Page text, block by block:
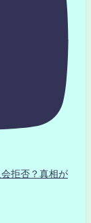
拒否？真相が